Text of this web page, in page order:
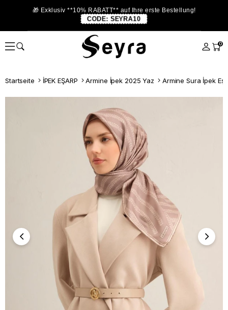
🎁 Exklusiv **10% RABATT** auf Ihre erste Bestellung!
CODE: SEYRA10
0
Startseite İPEK EŞARP Armine İpek 2025 Yaz Armine Sura İpek